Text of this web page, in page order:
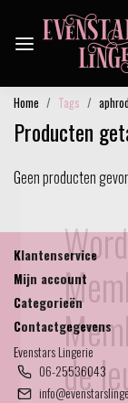
Home Tags
Producten
Geen producten
Klantenservice
Mijn account
Categorieën
Contactgegevens
Evenstars Lingerie
06-25536043
de